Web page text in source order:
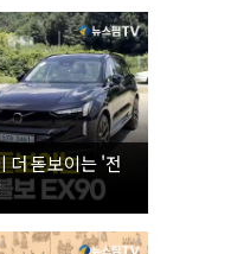
더 돋보이는 '전